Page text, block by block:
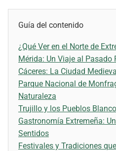
Guía del contenido
¿Qué Ver en el Norte de
Mérida: Un Viaje al Pasado
Cáceres: La Ciudad
Parque Nacional de
Naturaleza
Trujillo y los Pueblos
Gastronomía Extremeña:
Sentidos
Festivales y Tradiciones